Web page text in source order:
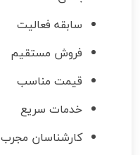
سابقه فعالیت
فروش مستقیم
قیمت مناسب
خدمات سریع
کارشناسان مجرب